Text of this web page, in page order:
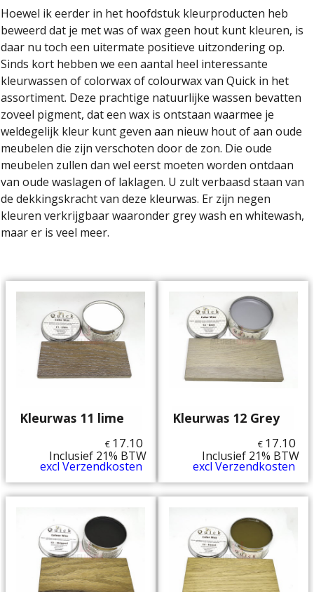
Hoewel ik eerder in het hoofdstuk kleurproducten heb
beweerd dat je met was of wax geen hout kunt kleuren, is
daar nu toch een uitermate positieve uitzondering op.
Sinds kort hebben we een aantal heel interessante
kleurwassen of colorwax of colourwax van Quick in het
assortiment. Deze prachtige natuurlijke wassen bevatten
zoveel pigment, dat een wax is ontstaan waarmee je
weldegelijk kleur kunt geven aan nieuw hout of aan oude
meubelen die zijn verschoten door de zon. Die oude
meubelen zullen dan wel eerst moeten worden ontdaan
van oude waslagen of laklagen. U zult verbaasd staan van
de dekkingskracht van deze kleurwas. Er zijn negen
kleuren verkrijgbaar waaronder grey wash en whitewash,
maar er is veel meer.
Kleurwas 11 lime
€ 17.10
Inclusief 21% BTW
excl Verzendkosten
Kleurwas 12 Grey
€ 17.10
Inclusief 21% BTW
excl Verzendkosten